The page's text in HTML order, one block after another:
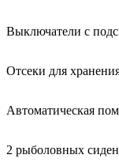
Выключатели с
Отсеки для
Автоматическая
2 рыболовных